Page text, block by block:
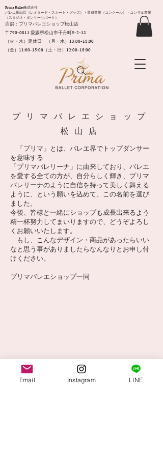
店舗：プリマバレエショップ松山店
〒790-0011​ 愛媛県松山市千舟町5-2-13
（火・木）定休日 （月・水）13:00-18:00
（金）11:00-15:00（土・日）12:00-18:00
Prima Ballet株式会社
バレエ用品店（レオタード・スカート・グッズ）・育成事業（コンクール）・コンサル事業
（スタジオ・ダンサーサポート）
​プリマバレエショップ
松山店
「プリマ」とは、バレエ界でトップダンサー
を意味する
「プリマバレリーナ」に由来しており、バレエ
を愛する全ての方が、自分らしく輝き、プリマ
バレリーナのように自信を持って美しく舞える
ように、という願いを込めて、この名前を選び
ました。​
今後、皆様と一緒にショップも成長出来るよう
精一杯努力してまいりますので、どうぞよろし
くお願いいたします。
もし、こんなデザイン・商品があったらいい
なと思う事がありましたらなんなりとお申し付
けください。
​プリマバレエショップ一同
Email Instagram LINE